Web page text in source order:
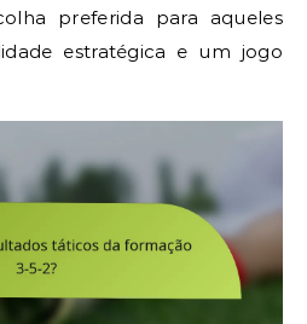
preferida para aqueles
estratégica e um jogo